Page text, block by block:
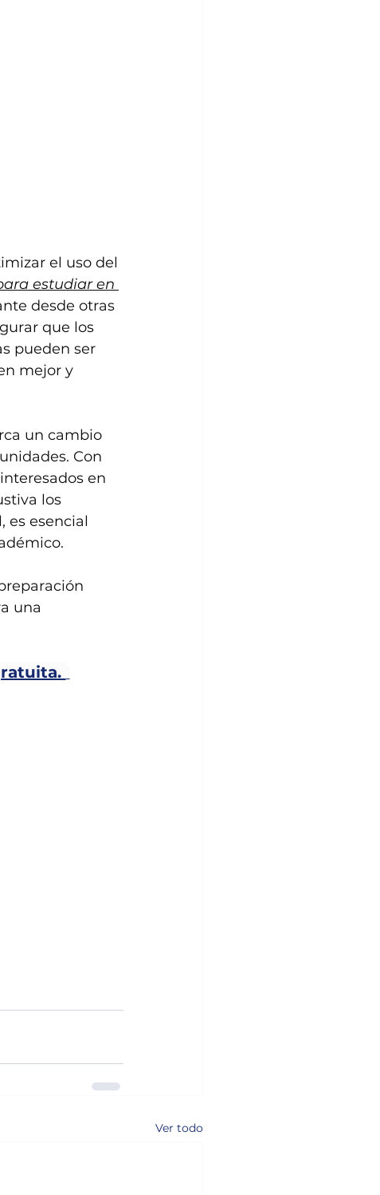
el uso del
estudiar en
desde otras
que los
pueden ser
mejor y
un cambio
Con
en
los
es esencial
una
Ver todo